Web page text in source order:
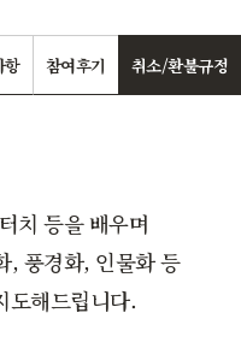
항 참여후기 취소/환불규정
치 등을 배우며
, 풍경화, 인물화 등
도해드립니다.